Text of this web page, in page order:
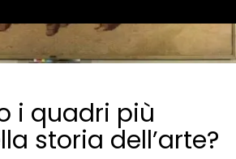
i quadri più
storia dell’arte?